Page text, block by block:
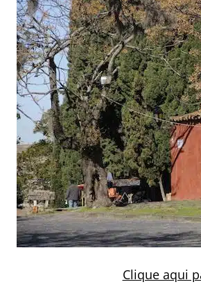
Clique aqui